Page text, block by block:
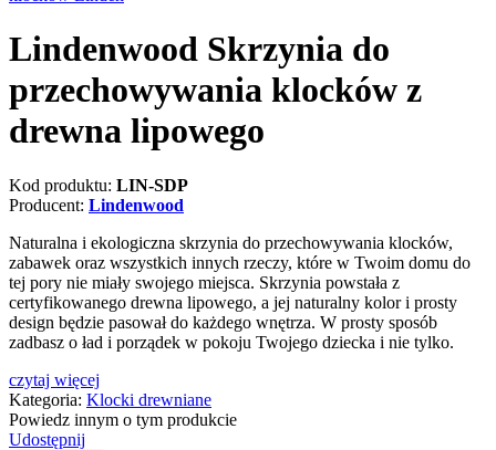
Lindenwood Skrzynia do
przechowywania klocków z
drewna lipowego
Kod produktu: LIN-SDP
Producent: Lindenwood
Naturalna i ekologiczna skrzynia do przechowywania klocków,
zabawek oraz wszystkich innych rzeczy, które w Twoim domu do
tej pory nie miały swojego miejsca. Skrzynia powstała z
certyfikowanego drewna lipowego, a jej naturalny kolor i prosty
design będzie pasował do każdego wnętrza. W prosty sposób
zadbasz o ład i porządek w pokoju Twojego dziecka i nie tylko.
czytaj więcej
Kategoria: Klocki drewniane
Powiedz innym o tym produkcie
Udostępnij